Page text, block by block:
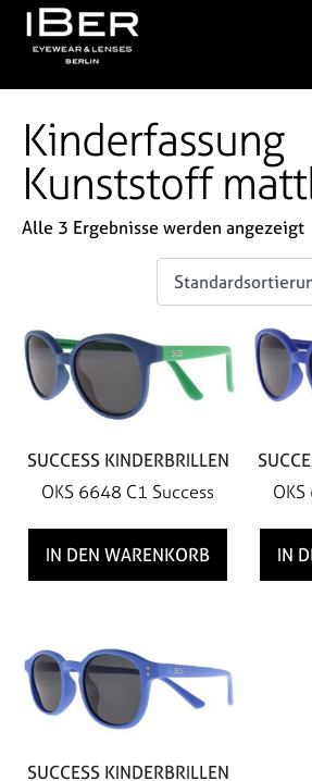
Kinderfassung
Kunststoff
Alle 3 Ergebnisse werden angezeigt
SUCCESS KINDERBRILLEN
OKS 6648 C1 Success
IN DEN WARENKORB IN
SUCCESS KINDERBRILLEN